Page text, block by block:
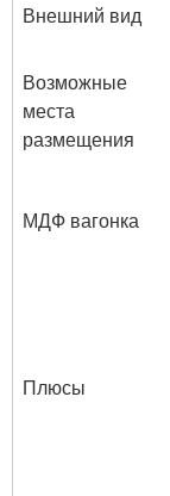
Внешний вид
Возможные
места
размещения
МДФ вагонка
Плюсы